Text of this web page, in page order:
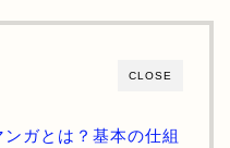
CLOSE
ガとは？基本の仕組